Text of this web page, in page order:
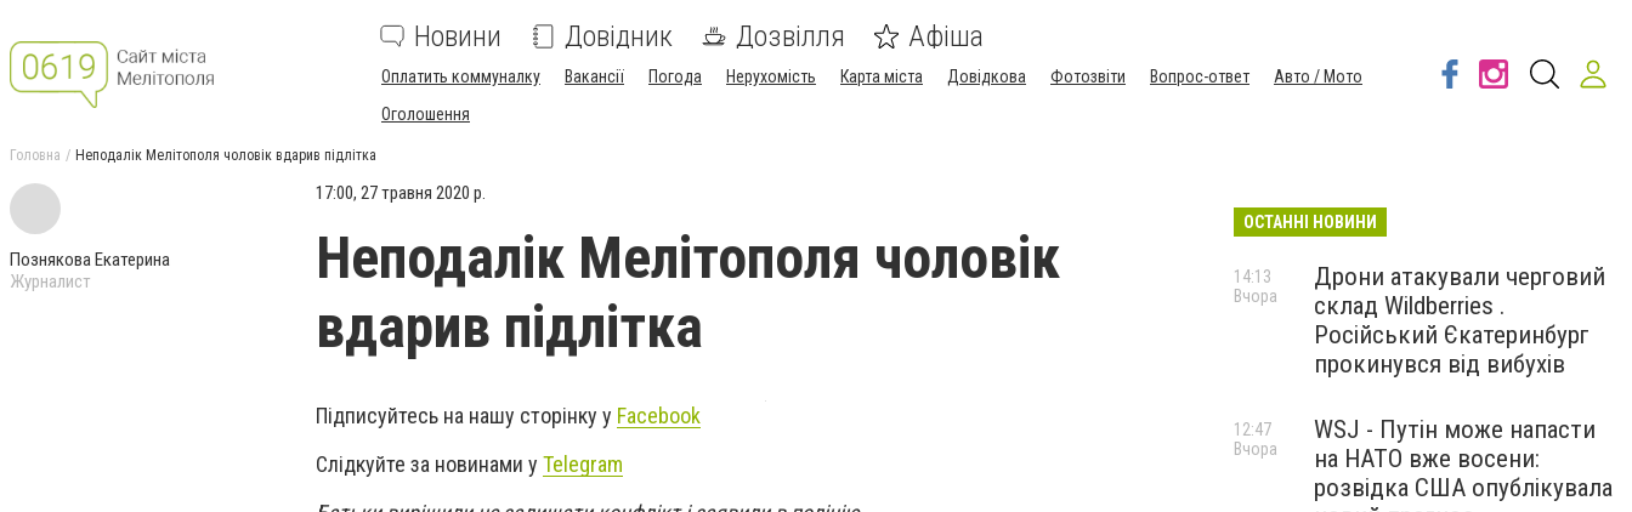
Новини Довідник Дозвілля Афіша
Оплатить коммуналку Вакансії Погода Нерухомість Карта міста Довідкова Фотозвіти Вопрос-ответ
Авто / Мото
Оголошення
Головна Неподалік Мелітополя чоловік вдарив підлітка
Познякова Екатерина
Журналист
17:00, 27 травня 2020 р.
Неподалік Мелітополя чоловік
вдарив підлітка
Підписуйтесь на нашу сторінку у Facebook
Слідкуйте за новинами у Telegram
ОСТАННІ НОВИНИ
Дрони атакували черговий
склад Wildberries .
Російський Єкатеринбург
прокинувся від вибухів
14:13
Вчора
WSJ - Путін може напасти
на НАТО вже восени:
розвідка США опублікувала
12:47
Вчора